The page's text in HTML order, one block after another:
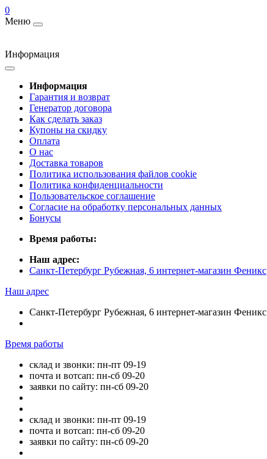
0
Меню
Информация
Информация
Гарантия и возврат
Генератор договора
Как сделать заказ
Купоны на скидку
Оплата
О нас
Доставка товаров
Политика использования файлов cookie
Политика конфиденциальности
Пользовательское соглашение
Согласие на обработку персональных данных
Бонусы
Время работы:
Наш адрес:
Санкт-Петербург Рубежная, 6 интернет-магазин Феникс
Наш адрес
Санкт-Петербург Рубежная, 6 интернет-магазин Феникс
Время работы
склад и звонки: пн-пт 09-19
почта и вотсап: пн-сб 09-20
заявки по сайту: пн-сб 09-20
склад и звонки: пн-пт 09-19
почта и вотсап: пн-сб 09-20
заявки по сайту: пн-сб 09-20